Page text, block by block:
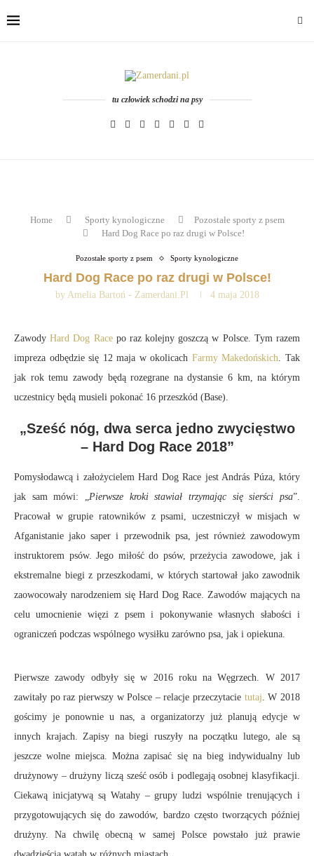
tu człowiek schodzi na psy
Home Sporty kynologiczne
Pozostałe sporty z psem
Hard Dog Race po raz drugi w Polsce!
Pozostałe sporty z psem Sporty kynologiczne
Hard Dog Race po raz drugi w Polsce!
by Amelia Bartoń - Zamerdani.pl 4 maja 2018
ZawodyHard Dog Racepo raz kolejny goszczą w Polsce. Tym razem
impreza odbędzie się 12 maja w okolicach Farmy Makedońskich. Tak
jak rok temu zawody będą rozegrane na dystansie 6 km, na którym
uczestnicy będą musieli pokonać 16 przeszkód (Base).
„Sześć nóg, dwa serca jedno zwycięstwo
– Hard Dog Race 2018”
Pomysłodawcą i założycielem Hard Dog Race jest András Púza, który
jak sam mówi: „Pierwsze kroki stawiał trzymając się sierści psa”.
Pracował w grupie ratowników z psami, uczestniczył w misjach w
Afganistanie jako saper i przewodnik psa, jest również zawodowym
instruktorem psów. Jego miłość do psów, przeżycia zawodowe, jak i
ekstremalne biegi z przeszkodami, w których startował jako zawodnik
zaowocowały narodzeniem się Hard Dog Race. Zawodów mających na
celu umocnienie więzi z psem i pokonywanie własnych słabości i
ograniczeń podczas wspólnego wysiłku zarówno psa, jak i opiekuna.
Pierwsze zawody odbyły się w 2016 roku na Węgrzech. W 2017
zawitały po raz pierwszy w Polsce – relacje przeczytacie tutaj. W 2018
gościmy je ponownie u nas, a organizatorzy już planują edycje w
innych krajach. Zapisy na biegi ruszyły na początku lutego, ale są
jeszcze wolne miejsca. Można zapisać się na bieg indywidualny lub
drużynowy – drużyny liczą sześć osób i podlegają osobnej klasyfikacji.
Ciekawą inicjatywą są Watahy – grupy ludzi wspólnie trenujących i
przygotowujących się do zawodów, bardzo często tworzących później
drużyny. Na chwilę obecną w samej Polsce powstało już prawie